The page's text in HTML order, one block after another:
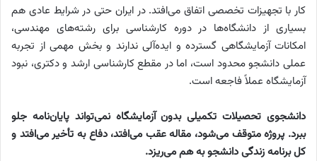
کار با تجهیزات تخصصی اتفاق می‌افتد. در ایران حتی در شرایط عادی هم
بسیاری از دانشگاه‌ها در دوره کارشناسی برای رشته‌های مهندسی،
امکانات آزمایشگاهی گسترده و ایده‌آلی ندارند و بخش مهمی از تجربه
عملی دانشجو محدود است، اما در مقطع کارشناسی ارشد و دکتری، نبود
آزمایشگاه عملاً فاجعه است.
دانشجوی تحصیلات تکمیلی بدون آزمایشگاه نمی‌تواند پایان‌نامه جلو
ببرد. پروژه متوقف می‌شود، مقاله عقب می‌افتد، دفاع به تأخیر می‌افتد و
کل برنامه زندگی دانشجو به هم می‌ریزد.